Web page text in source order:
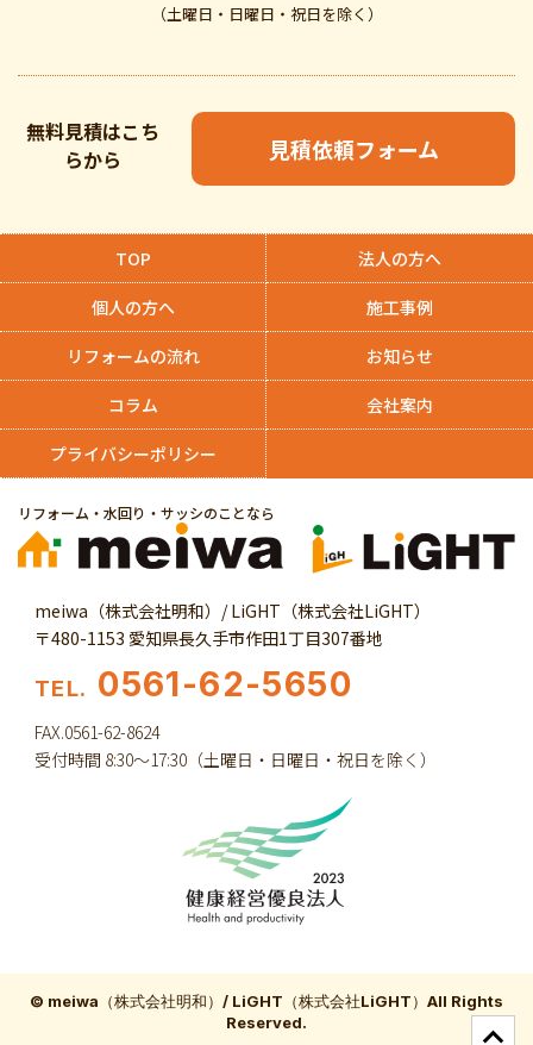
（土曜日・日曜日・祝日を除く）
無料見積はこち
らから
見積依頼フォーム
リフォーム・水回り・サッシのことなら
meiwa（株式会社明和）/ LiGHT（株式会社LiGHT）
〒480-1153 愛知県長久手市作田1丁目307番地
TEL. 0561-62-5650
FAX.0561-62-8624
受付時間 8:30～17:30（土曜日・日曜日・祝日を除く）
TOP 法人の方へ
個人の方へ 施工事例
リフォームの流れ お知らせ
コラム 会社案内
プライバシーポリシー
© meiwa（株式会社明和）/ LiGHT（株式会社LiGHT）All Rights
Reserved.